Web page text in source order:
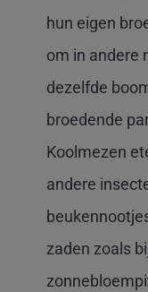
hun eigen
om in andere
dezelfde
broedende
Koolmezen
andere
zaden zoals